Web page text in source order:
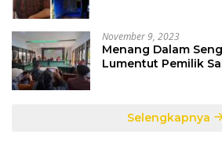
November 9, 2023
Menang Dalam
Lumentut Pemilik
Selengkapnya